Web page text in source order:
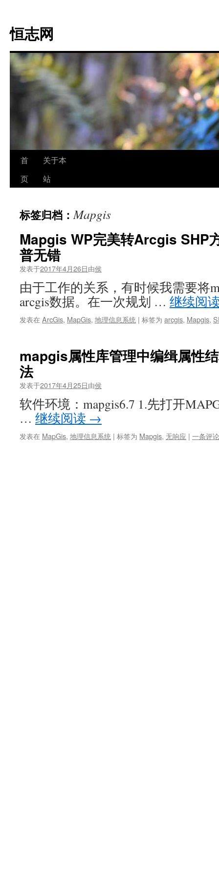
正
文
恒志网
首
页
关于本
站
标签归档：Mapgis
Mapgis WP完美转Arcgis SHP
普无错
发表于2017年4月26日由侯
由于工作的关系，有时候我需要将
arcgis数据。在一次规划 … 继续阅
发表在 ArcGis, MapGis, 地理信息系统 | 标签为 arcgis, Mapgis,
mapgis属性库管理中编缉属性
法
发表于2017年4月25日由侯
软件环境：mapgis6.7 1.先打开
… 继续阅读 →
发表在 MapGis, 地理信息系统 | 标签为 Mapgis, 无响应 | 一条评论